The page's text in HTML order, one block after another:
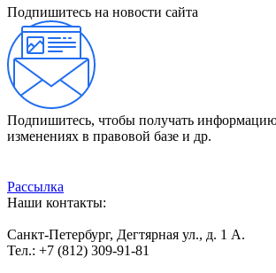
Подпишитесь на новости сайта
Подпишитесь, чтобы получать
изменениях в правовой базе и др.
Рассылка
Наши контакты:
Санкт-Петербург, Дегтярная ул., д. 1 А.
Тел.: +7 (812) 309-91-81